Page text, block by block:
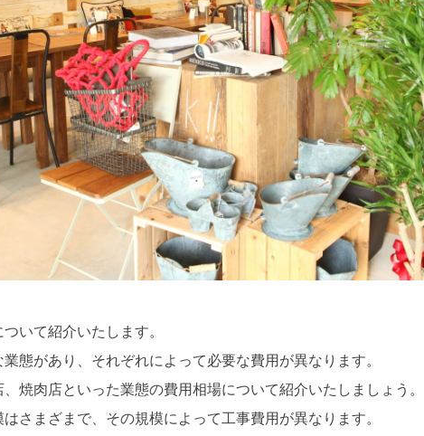
いて紹介いたします。
態があり、それぞれによって必要な費用が異なります。
焼肉店といった業態の費用相場について紹介いたしましょう。
さまざまで、その規模によって工事費用が異なります。